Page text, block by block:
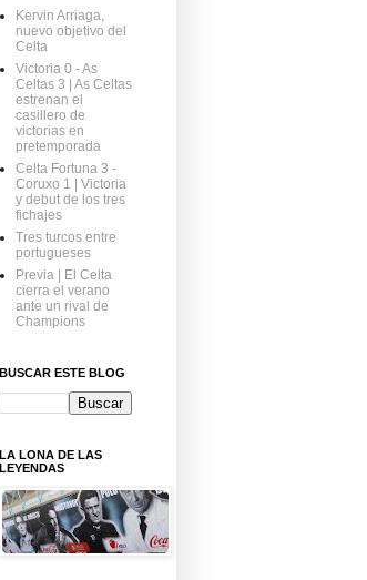
Kervin Arriaga,
nuevo objetivo del
Celta
Victoria 0 - As
Celtas 3 | As Celtas
estrenan el
casillero de
victorias en
pretemporada
Celta Fortuna 3 -
Coruxo 1 | Victoria
y debut de los tres
fichajes
Tres turcos entre
portugueses
Previa | El Celta
cierra el verano
ante un rival de
Champions
BUSCAR ESTE BLOG
LA LONA DE LAS
LEYENDAS